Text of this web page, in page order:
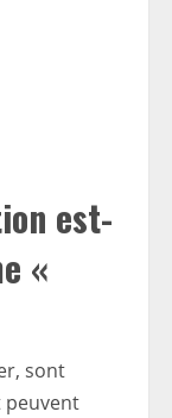
est-
«
sont
peuvent